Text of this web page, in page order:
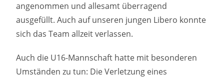
angenommen und allesamt überragend
ausgefüllt. Auch auf unseren jungen Libero konnte
sich das Team allzeit verlassen.
Auch die U16-Mannschaft hatte mit besonderen
Umständen zu tun: Die Verletzung eines